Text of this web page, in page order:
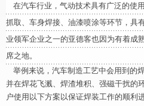
在汽车行业，气动技术具有广泛的使
抓取、车身焊接、油漆喷涂等环节，具
业领军企业之一的亚德客也因为有着成
席之地。
举例来说，汽车制造工艺中会用到的
并在焊花飞溅、焊渣堆积、强磁干扰的
户使用以下方案以保证焊装工作的顺利进